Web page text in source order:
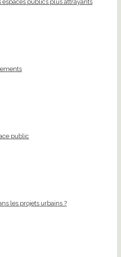
espaces publics plus attrayants
public
les projets urbains ?